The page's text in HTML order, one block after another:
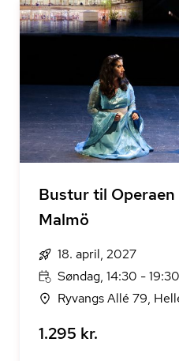
Bustur til
Malmö
18. april, 2027
Søndag, 14:30 - 19:30
Ryvangs Allé 79,
1.295 kr.